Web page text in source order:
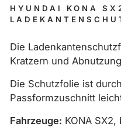
HYUNDAI KONA
Die
Kratzern und
Die Schutzfolie ist
Passformzuschnitt
Fahrzeuge: KONA SX2,